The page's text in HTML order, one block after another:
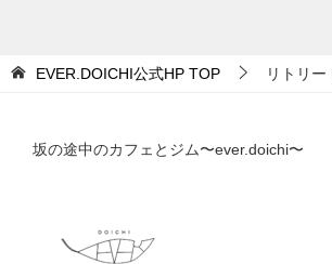
EVER.DOICHI公式HP TOP リトリー
坂の途中のカフェとジム〜ever.doichi〜